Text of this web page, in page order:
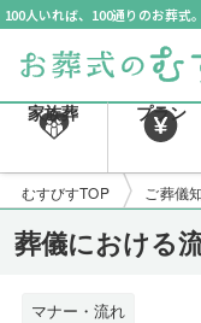
100人いれば、100通りのお葬式
家族葬 プラン
むすびすTOP ご葬儀
葬儀における
マナー・流れ